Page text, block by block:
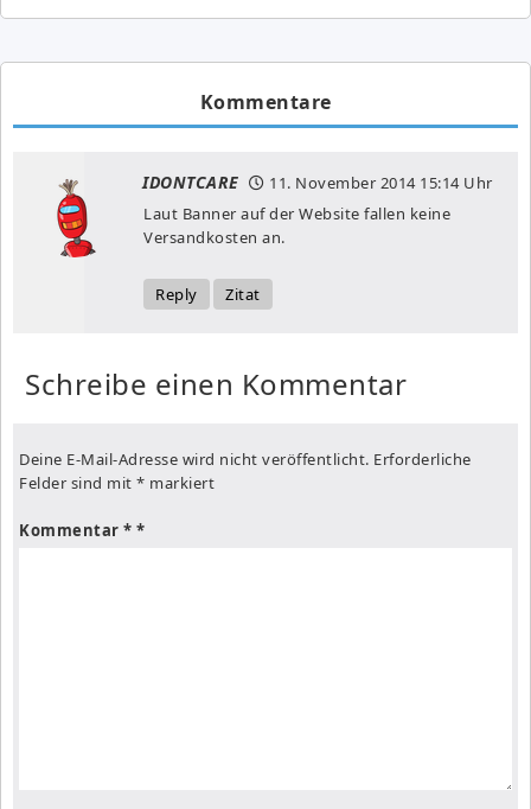
Kommentare
IDONTCARE 11. November 201415:14 Uhr
Laut Banner auf der Website fallen keine
Versandkosten an.
Reply Zitat
Schreibe einen Kommentar
Deine E-Mail-Adresse wird nicht veröffentlicht. Erforderliche
Felder sind mit * markiert
Kommentar *